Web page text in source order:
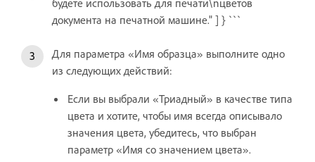
документа на печатной машине." ] } ```
Для параметра «Имя образца» выполните одно
из следующих действий:
Если вы выбрали «Триадный» в качестве типа
цвета и хотите, чтобы имя всегда описывало
значения цвета, убедитесь, что выбран
параметр «Имя со значением цвета».